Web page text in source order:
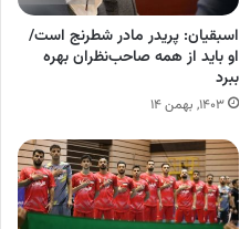
اسبقیان: پریدر مادر شطرنج است/
او باید از همه صاحب‌نظران بهره
ببرد
۱۴۰۳, بهمن ۱۴